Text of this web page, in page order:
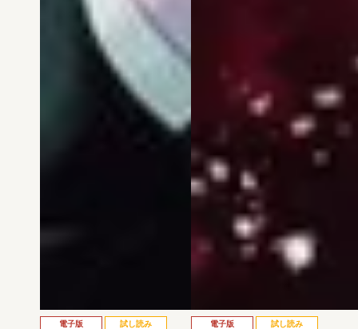
電子版 試し読み 電子版 試し読み